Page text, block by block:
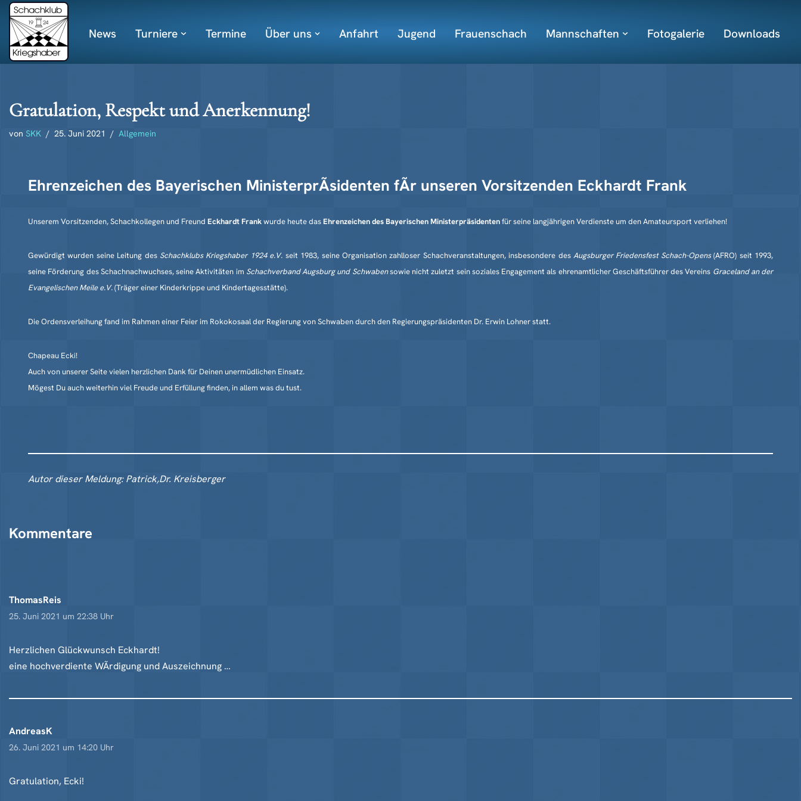
Zum
Inhalt
springen
News Turniere Termine Über uns Anfahrt Jugend Frauenschach Mannschaften Fotogalerie Downloads
Gratulation, Respekt und Anerkennung!
von SKK 25. Juni 2021 Allgemein
Ehrenzeichen des Bayerischen MinisterprÃsidenten fÃr unseren Vorsitzenden Eckhardt Frank
Unserem Vorsitzenden, Schachkollegen und Freund Eckhardt Frankwurde heute dasEhrenzeichen des Bayerischen Ministerpräsidentenfür seine langjährigen Verdienste um den Amateursport verliehen!
Gewürdigt wurden seine Leitung des Schachklubs Kriegshaber 1924 e.V. seit 1983, seine Organisation zahlloser Schachveranstaltungen, insbesondere des Augsburger Friedensfest Schach-Opens(AFRO) seit 1993,
seine Förderung des Schachnachwuchses, seine Aktivitäten im Schachverband Augsburg und Schwabensowie nicht zuletzt sein soziales Engagement als ehrenamtlicher Geschäftsführer des Vereins Graceland an der
Evangelischen Meile e.V.(Träger einer Kinderkrippe und Kindertagesstätte).
Die Ordensverleihung fand im Rahmen einer Feier im Rokokosaal der Regierung von Schwaben durch den Regierungspräsidenten Dr. Erwin Lohner statt.
Chapeau Ecki!
Auch von unserer Seite vielen herzlichen Dank für Deinen unermüdlichen Einsatz.
Mögest Du auch weiterhin viel Freude und Erfüllung finden, in allem was du tust.
Autor dieser Meldung: Patrick,Dr. Kreisberger
Kommentare
ThomasReis
25. Juni 2021 um 22:38 Uhr
Herzlichen Glückwunsch Eckhardt!
eine hochverdiente WÃrdigung und Auszeichnung …
AndreasK
26. Juni 2021 um 14:20 Uhr
Gratulation, Ecki!